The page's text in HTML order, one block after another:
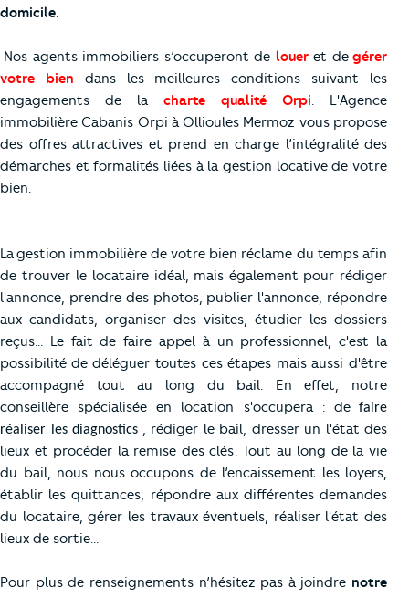
domicile.
Nos agents immobiliers s’occuperont de loueret de gérer
votre bien dans les meilleures conditions suivant les
engagements de la
charte qualité Orpi. L'Agence
immobilière Cabanis Orpi à Ollioules Mermoz vous propose
des offres attractives et prend en charge l’intégralité des
démarches et formalités liées à la gestion locative de votre
bien.
Lagestion immobilière de votre bien réclame du temps afin
de trouver le locataire idéal, mais également pour rédiger
l'annonce, prendre des photos, publier l'annonce, répondre
aux candidats, organiser des visites, étudier les dossiers
reçus... Le fait de faire appel à un professionnel, c'est la
possibilité de déléguer toutes ces étapes mais aussi d'être
accompagné tout au long du bail. En effet, notre
conseillère spécialisée en location s'occupera : de faire
réaliser les diagnostics , rédiger le bail, dresser un l'état des
lieux et procéder la remise des clés. Tout au long de la vie
du bail, nous nous occupons de l’encaissement les loyers,
établir les quittances, répondre aux différentes demandes
du locataire, gérer les travaux éventuels, réaliser l'état des
lieux de sortie...
Pour plus de renseignements n’hésitez pas à joindre notre